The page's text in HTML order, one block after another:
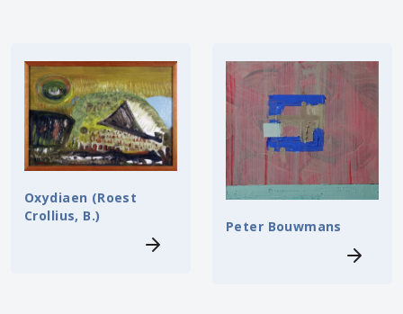
Oxydiaen (Roest
Crollius, B.)
Peter Bouwmans